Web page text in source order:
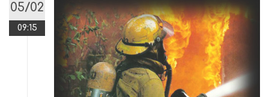
05/02
09:15